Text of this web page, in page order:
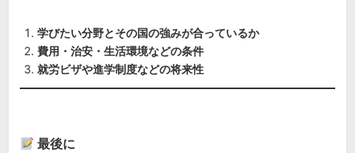
学びたい分野とその国の強みが合っているか
費用・治安・生活環境などの条件
就労ビザや進学制度などの将来性
最後に